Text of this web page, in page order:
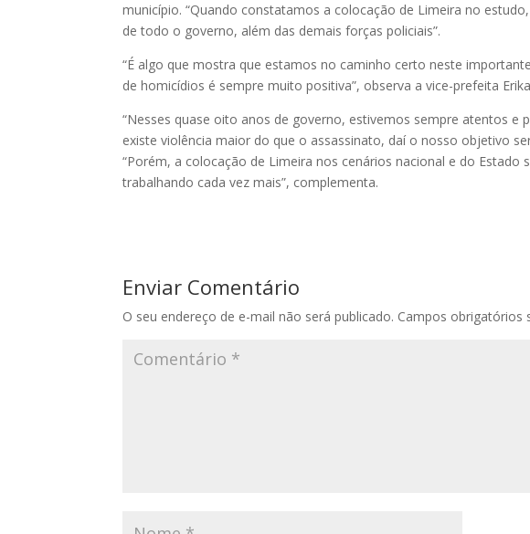
município. “Quando constatamos a colocação de Limeira no
de todo o governo, além das demais forças policiais”.
“É algo que mostra que estamos no caminho certo neste
de homicídios é sempre muito positiva”, observa a vice-prefeita
“Nesses quase oito anos de governo, estivemos sempre atentos e
existe violência maior do que o assassinato, daí o nosso objetivo
“Porém, a colocação de Limeira nos cenários nacional e do
trabalhando cada vez mais”, complementa.
Enviar Comentário
O seu endereço de e-mail não será publicado. Campos